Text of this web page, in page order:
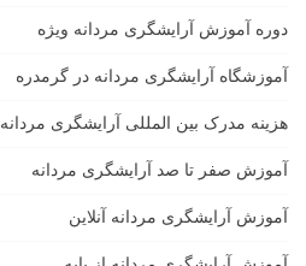
دوره آموزش آرایشگری مردانه ویژه
آموزشگاه آرایشگری مردانه در گرمدره
هزینه مدرک بین المللی آرایشگری مردانه
آموزش صفر تا صد آرایشگری مردانه
آموزش آرایشگری مردانه آنلاین